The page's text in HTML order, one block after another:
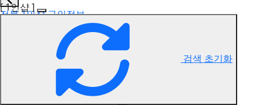
전북 1인샵 구인정보
[ 1인샵 ]
검색 초기화